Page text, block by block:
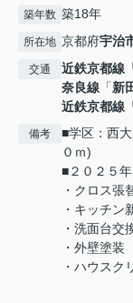
築年数 築18年
所在地 京都府宇治
交通 近鉄京都線
奈良線 「新
近鉄京都線
備考
■学区：西
０ｍ)
■２０２５
・クロス張
・キッチン
・洗面台交
・外壁塗装
・ハウスク